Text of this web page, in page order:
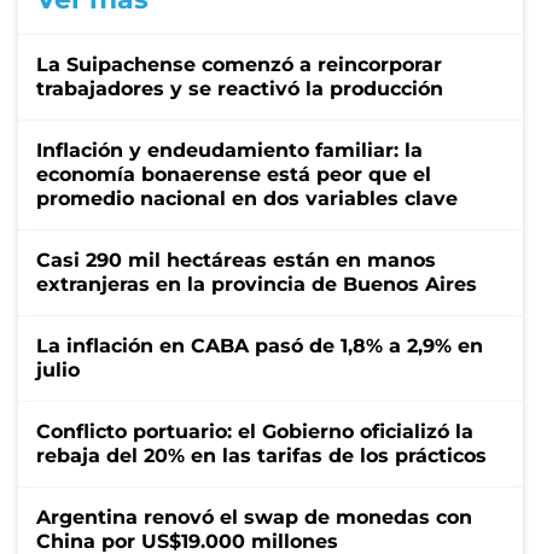
La Suipachense comenzó a reincorporar
trabajadores y se reactivó la producción
Inflación y endeudamiento familiar: la
economía bonaerense está peor que el
promedio nacional en dos variables clave
Casi 290 mil hectáreas están en manos
extranjeras en la provincia de Buenos Aires
La inflación en CABA pasó de 1,8% a 2,9% en
julio
Conflicto portuario: el Gobierno oficializó la
rebaja del 20% en las tarifas de los prácticos
Argentina renovó el swap de monedas con
China por US$19.000 millones